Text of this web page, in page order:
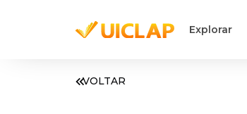
Explorar
VOLTAR